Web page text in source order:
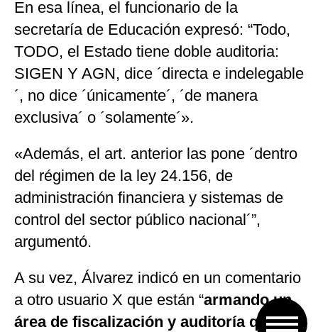
En esa línea, el funcionario de la
secretaría de Educación expresó: “Todo,
TODO, el Estado tiene doble auditoria:
SIGEN Y AGN, dice ´directa e indelegable
´, no dice ´únicamente´, ´de manera
exclusiva´ o ´solamente´».
«Además, el art. anterior las pone ´dentro
del régimen de la ley 24.156, de
administración financiera y sistemas de
control del sector público nacional´”,
argumentó.
A su vez, Álvarez indicó en un comentario
a otro usuario X que están “armando un
área de fiscalización y auditoría que NO